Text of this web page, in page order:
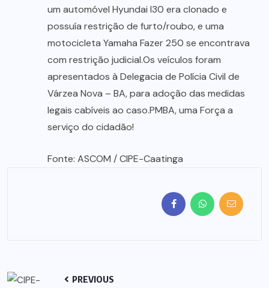
um automóvel Hyundai I30 era clonado e
possuía restrição de furto/roubo, e uma
motocicleta Yamaha Fazer 250 se encontrava
com restrição judicial.Os veículos foram
apresentados à Delegacia de Polícia Civil de
Várzea Nova – BA, para adoção das medidas
legais cabíveis ao caso.PMBA, uma Força a
serviço do cidadão!
Fonte: ASCOM / CIPE-Caatinga
PREVIOUS